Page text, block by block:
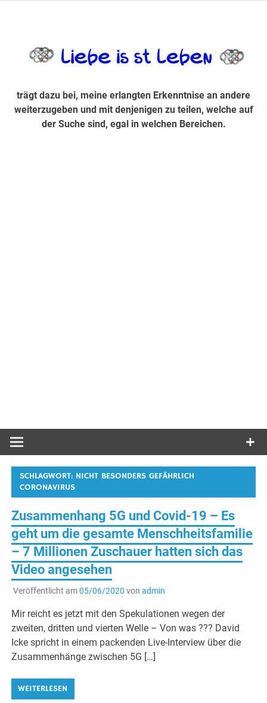
Suche sind, egal in welchen Bereichen.
trägt dazu bei, meine erlangten Erkenntnise an andere
weiterzugeben und mit denjenigen zu teilen, welche auf
der Suche sind, egal in welchen Bereichen.
SCHLAGWORT: NICHT BESONDERS GEFÄHRLICH
CORONAVIRUS
Zusammenhang 5G und Covid-19 – Es
geht um die gesamte Menschheitsfamilie
– 7 Millionen Zuschauer hatten sich das
Video angesehen
Veröffentlicht am05/06/2020 von admin
Mir reicht es jetzt mit den Spekulationen wegen der
zweiten, dritten und vierten Welle – Von was ??? David
Icke spricht in einem packenden Live-Interview über die
Zusammenhänge zwischen 5G […]
WEITERLESEN